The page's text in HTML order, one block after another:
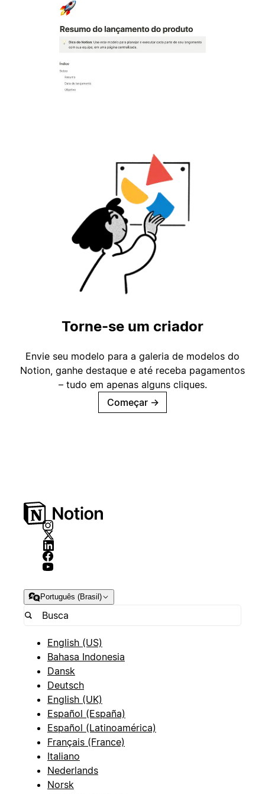
Torne-se um criador
Envie seu modelo para a galeria de modelos do
Notion, ganhe destaque e até receba pagamentos
– tudo em apenas alguns cliques.
Começar →
Português (Brasil)
English (US)
Bahasa Indonesia
Dansk
Deutsch
English (UK)
Español (España)
Español (Latinoamérica)
Français (France)
Italiano
Nederlands
Norsk